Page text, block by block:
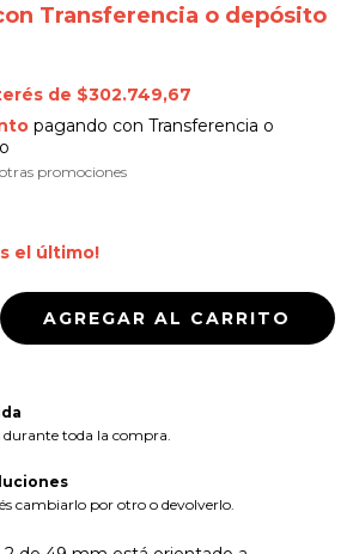
Transferencia o depósito
de $302.749,67
pagando con Transferencia o
promociones
el último!
durante toda la compra.
cambiarlo por otro o devolverlo.